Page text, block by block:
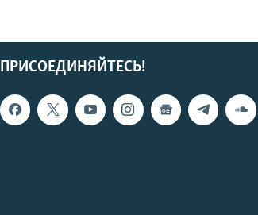
ПРИСОЕДИНЯЙТЕСЬ!